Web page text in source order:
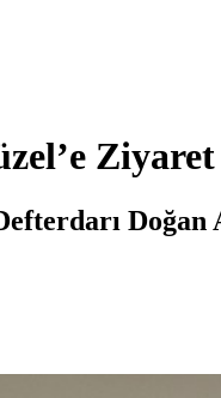
Ziyaret
Doğan